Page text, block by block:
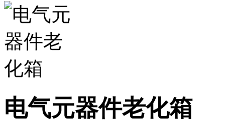
电气元器件老化箱